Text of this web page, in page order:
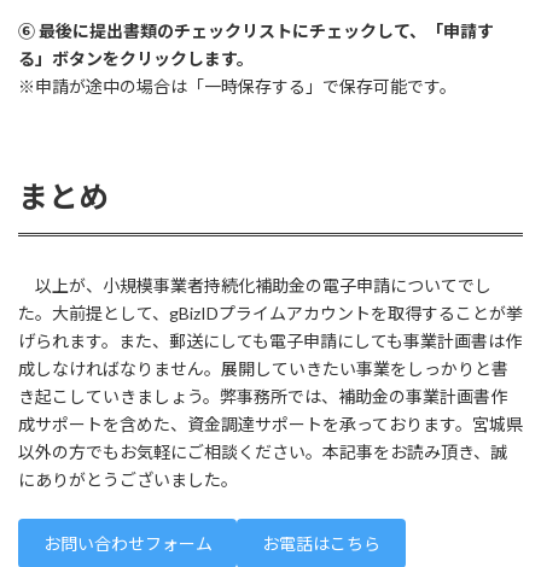
⑥ 最後に提出書類のチェックリストにチェックして、「申請す
る」ボタンをクリックします。
※申請が途中の場合は「一時保存する」で保存可能です。
まとめ
以上が、小規模事業者持続化補助金の電子申請についてでし
た。大前提として、gBizIDプライムアカウントを取得することが挙
げられます。また、郵送にしても電子申請にしても事業計画書は作
成しなければなりません。展開していきたい事業をしっかりと書
き起こしていきましょう。弊事務所では、補助金の事業計画書作
成サポートを含めた、資金調達サポートを承っております。宮城県
以外の方でもお気軽にご相談ください。本記事をお読み頂き、誠
にありがとうございました。
お問い合わせフォーム お電話はこちら